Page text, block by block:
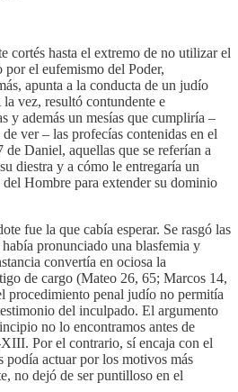
cortés hasta el extremo de no utilizar el
el eufemismo del Poder,
apunta a la conducta de un judío
vez, resultó contundente e
y además un mesías que cumpliría –
ver – las profecías contenidas en el
Daniel, aquellas que se referían a
diestra y a cómo le entregaría un
Hombre para extender su dominio
fue la que cabía esperar. Se rasgó las
pronunciado una blasfemia y
convertía en ociosa la
de cargo (Mateo 26, 65; Marcos 14,
procedimiento penal judío no permitía
del inculpado. El argumento
no lo encontramos antes de
Por el contrario, sí encaja con el
podía actuar por los motivos más
no dejó de ser puntilloso en el